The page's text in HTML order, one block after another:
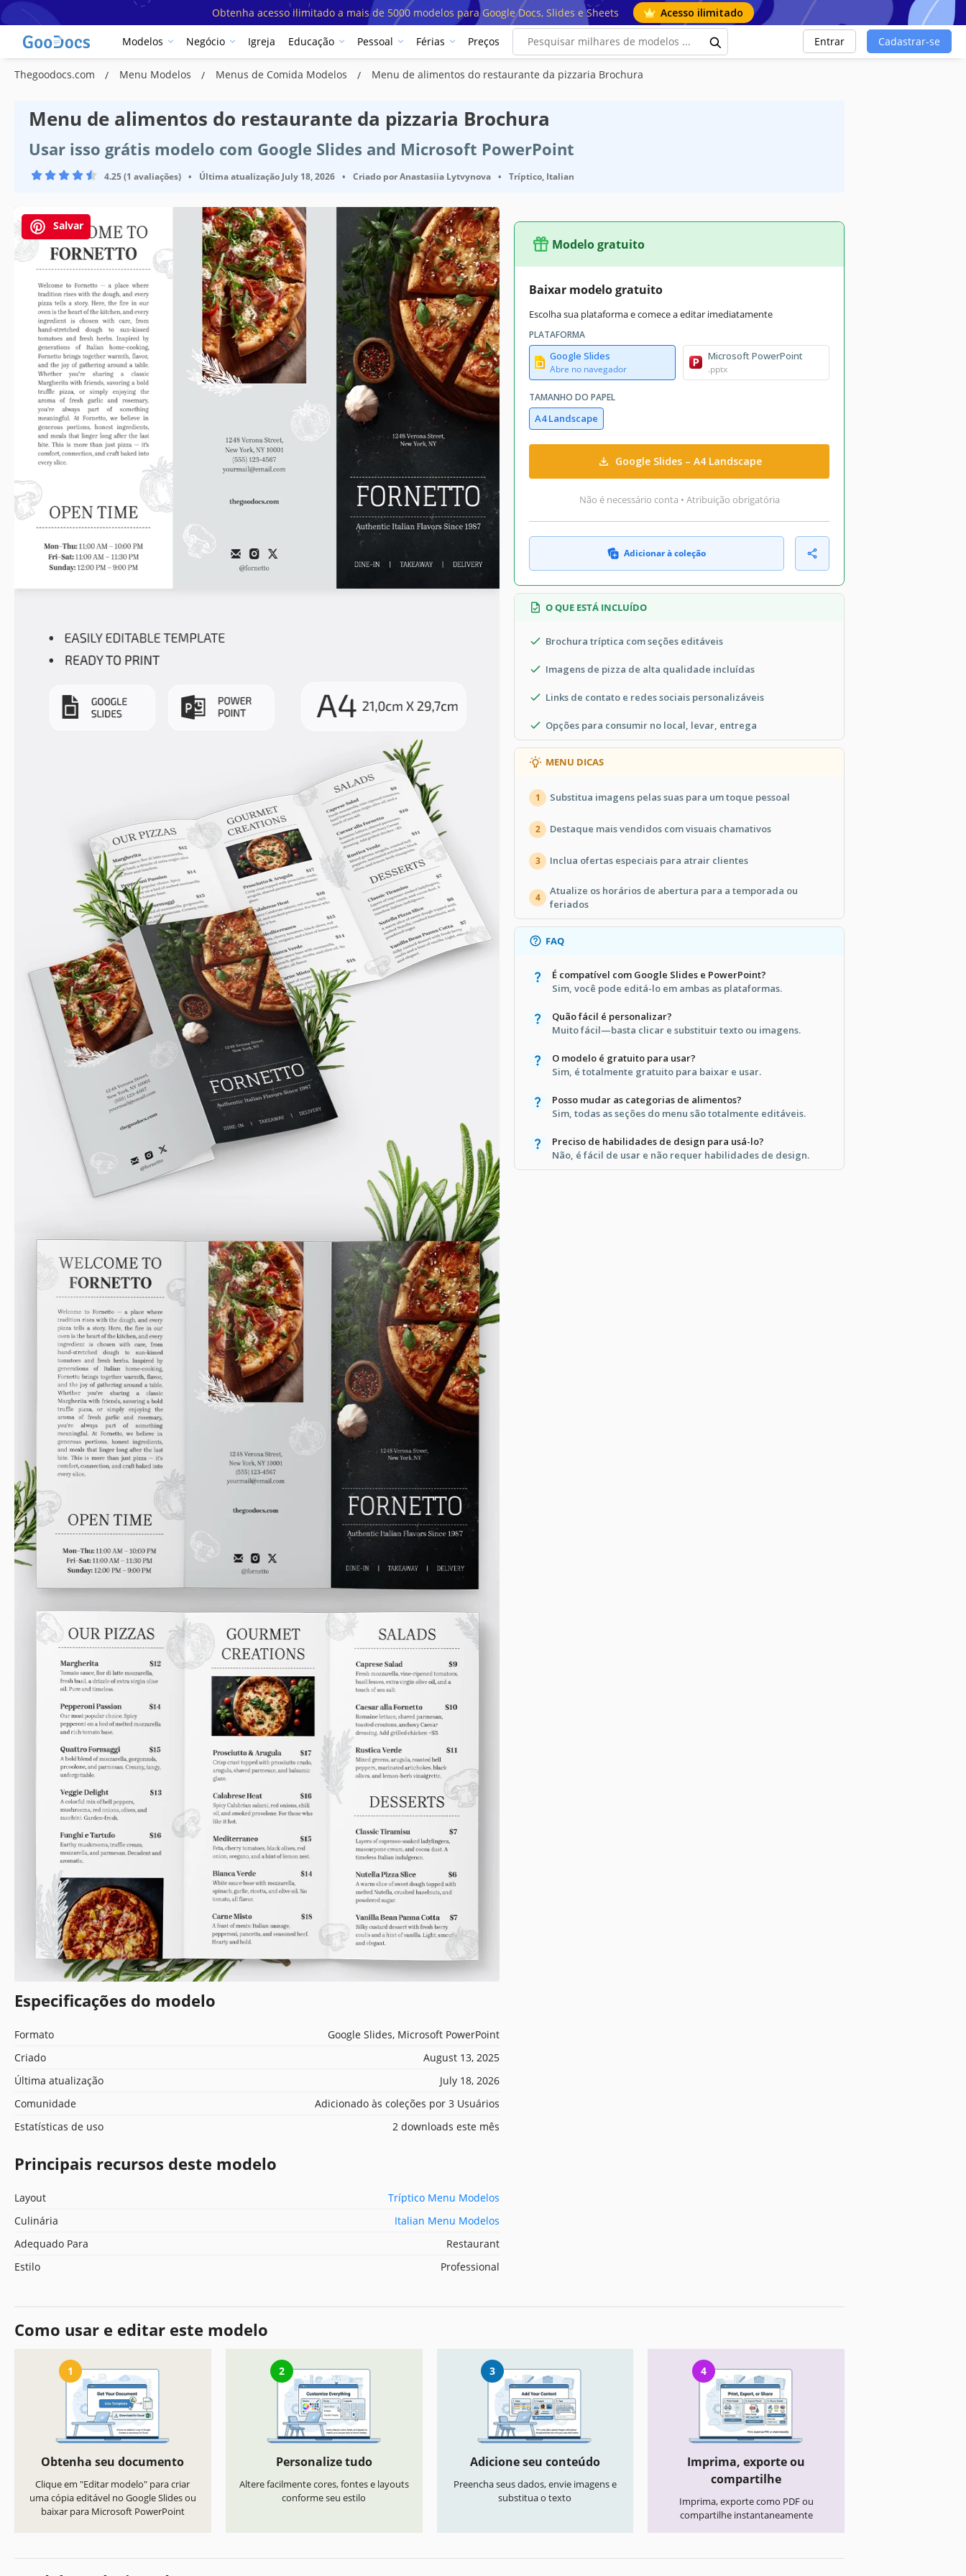
Obtenha acesso ilimitado a mais de 5000 modelos para Google Docs, Slides e Sheets Acesso ilimitado
Modelos Negócio Igreja Educação Pessoal Férias Preços Entrar Cadastrar-se
Thegoodocs.com Menu Modelos Menus de Comida Modelos Menu de alimentos do restaurante da pizzaria Brochura
Menu de alimentos do restaurante da pizzaria Brochura
Usar isso grátis modelo com Google Slides and Microsoft PowerPoint
4.25 (1 avaliações) • Última atualização July 18, 2026 • Criado porAnastasiia Lytvynova • Tríptico, Italian
Salvar
Especificações do modelo
Formato
Google Slides, Microsoft PowerPoint
Criado
August 13, 2025
Última atualização
July 18, 2026
Comunidade
Adicionado às coleções por 3 Usuários
Estatísticas de uso
2 downloads este mês
Principais recursos deste modelo
Layout
Tríptico Menu Modelos
Culinária
Italian Menu Modelos
Adequado Para
Restaurant
Estilo
Professional
Modelo gratuito
Baixar modelo gratuito
Escolha sua plataforma e comece a editar imediatamente
PLATAFORMA
Google Slides
Abre no navegador
Microsoft PowerPoint
.pptx
TAMANHO DO PAPEL
A4 Landscape
Google Slides – A4 Landscape
Não é necessário conta • Atribuição obrigatória
Adicionar à coleção
O QUE ESTÁ INCLUÍDO
Brochura tríptica com seções editáveis
Imagens de pizza de alta qualidade incluídas
Links de contato e redes sociais personalizáveis
Opções para consumir no local, levar, entrega
MENU DICAS
1 Substitua imagens pelas suas para um toque pessoal
2 Destaque mais vendidos com visuais chamativos
3 Inclua ofertas especiais para atrair clientes
4
Atualize os horários de abertura para a temporada ou
feriados
FAQ
É compatível com Google Slides e PowerPoint?
Sim, você pode editá-lo em ambas as plataformas.
Quão fácil é personalizar?
Muito fácil—basta clicar e substituir texto ou imagens.
O modelo é gratuito para usar?
Sim, é totalmente gratuito para baixar e usar.
Posso mudar as categorias de alimentos?
Sim, todas as seções do menu são totalmente editáveis.
Preciso de habilidades de design para usá-lo?
Não, é fácil de usar e não requer habilidades de design.
Como usar e editar este modelo
1
Obtenha seu documento
Clique em "Editar modelo" para criar
uma cópia editável no Google Slides ou
baixar para Microsoft PowerPoint
2
Personalize tudo
Altere facilmente cores, fontes e layouts
conforme seu estilo
3
Adicione seu conteúdo
Preencha seus dados, envie imagens e
substitua o texto
4
Imprima, exporte ou
compartilhe
Imprima, exporte como PDF ou
compartilhe instantaneamente